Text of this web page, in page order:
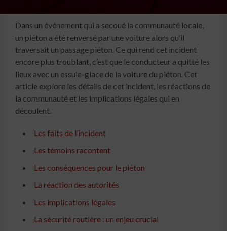
Dans un événement qui a secoué la communauté locale,
un piéton a été renversé par une voiture alors qu’il
traversait un passage piéton. Ce qui rend cet incident
encore plus troublant, c’est que le conducteur a quitté les
lieux avec un essuie-glace de la voiture du piéton. Cet
article explore les détails de cet incident, les réactions de
la communauté et les implications légales qui en
découlent.
Les faits de l’incident
Les témoins racontent
Les conséquences pour le piéton
La réaction des autorités
Les implications légales
La sécurité routière : un enjeu crucial